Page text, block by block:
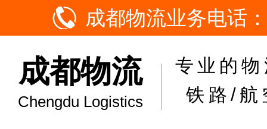
成都物流业务电话
成都物流
Chengdu Logistics
专业的
铁路/航